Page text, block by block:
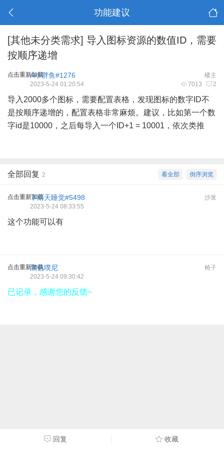
功能建议
[其他未分类需求] 导入图标资源的数值ID，需要
按顺序递增
点击重新加载 楼主
A小胖鱼#1276
7013 2
2023-5-24 01:20:54
导入2000多个图标，需要配置表格，发现图标的数字ID不
是按顺序递增的，配置表格非常麻烦。建议，比如第一个数
字id是10000，之后每导入一个ID+1 = 10001，依次类推
倒序浏览
看全部
全部回复 2
点击重新加载 沙发
下雨天睡觉#5498
2023-5-24 08:33:55
这个功能可以有
点击重新加载 椅子
黑色噗尼
2023-5-24 09:30:42
已记录，感谢您的反馈~
回复 收藏